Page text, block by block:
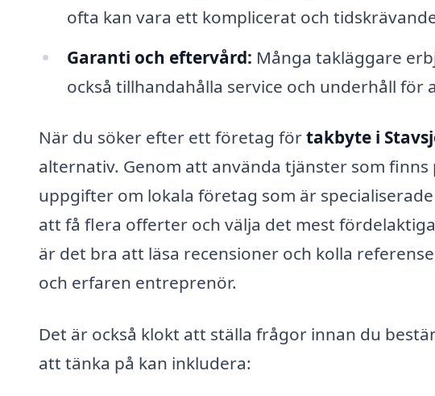
ofta kan vara ett komplicerat och
Garanti och eftervård: Många takläggare
också tillhandahålla service och underhåll
När du söker efter ett företag förtakbyte i
alternativ. Genom att använda tjänster som
uppgifter om lokala företag som är
att få flera offerter och välja det mest
är det bra att läsa recensioner och kolla
och erfaren entreprenör.
Det är också klokt att ställa frågor innan du
att tänka på kan inkludera: